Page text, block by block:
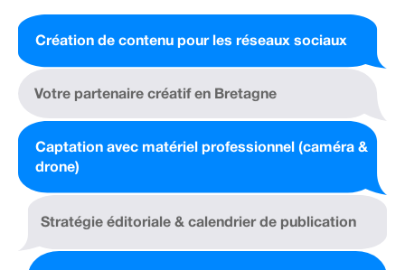
Création de contenu pour les réseaux sociaux
Votre partenaire créatif en Bretagne
Captation avec matériel professionnel (caméra &
drone)
Stratégie éditoriale & calendrier de publication